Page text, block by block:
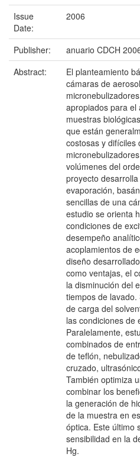
Issue
Date:
2006
Publisher:
anuario CDCH
Abstract:
El planteamiento
cámaras de
apropiados para el
muestras
que están
costosas y difíciles
volúmenes del
proyecto
evaporación,
sencillas de una
estudio se orienta
condiciones de
desempeño
acoplamientos de
diseño
como ventajas, el
la disminución del
tiempos de
de carga del
las condiciones de
Paralelamente,
combinados de
de teflón,
cruzado,
También optimiza
combinar los
la generación de
de la muestra en
óptica. Este último
sensibilidad en la
Hg.